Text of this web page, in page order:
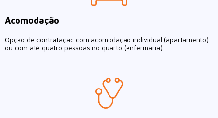
Acomodação
Opção de contratação com acomodação individual (apartamento)
ou com até quatro pessoas no quarto (enfermaria).